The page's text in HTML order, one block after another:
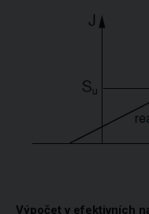
Výpočet v efektivních